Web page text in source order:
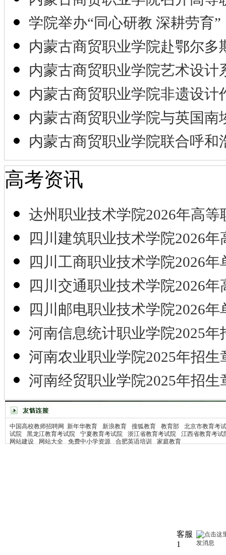
学院举办“同心研教 深耕劳育”
内蒙古商贸职业学院赴鄂尔多
内蒙古商贸职业学院艺术设计
内蒙古商贸职业学院非遗设计
内蒙古商贸职业学院与英国南
内蒙古商贸职业学院联合呼和
高考资讯
达州职业技术学院2026年高等
四川建筑职业技术学院2026年
四川工商职业技术学院2026年
四川交通职业技术学院2026年
四川邮电职业技术学院2026年
河南信息统计职业学院2025年
河南农业职业学院2025年招生
河南经贸职业学院2025年招生
中国高校教师招聘网 新年华教育 新浪教育 搜狐教育 教育部
北京市教育考
试院
黑龙江教育考试院 宁夏教育考试院 浙江省教育考试院
江西省教育考试
网站建设
网站大全 免费中小学资源 合肥英语培训 家庭教育
客服
1